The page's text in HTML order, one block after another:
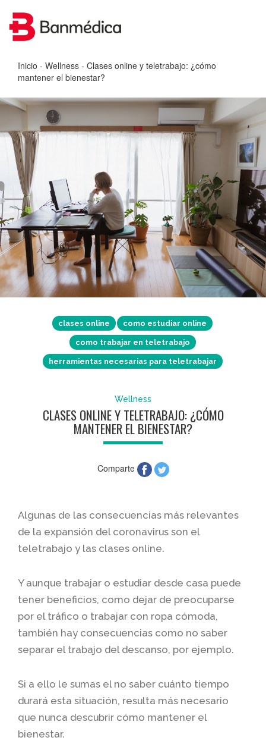
Inicio - Wellness - Clases online y teletrabajo: ¿cómo
mantener el bienestar?
clases online como estudiar online
como trabajar en teletrabajo
herramientas necesarias para teletrabajar
Wellness
CLASES ONLINE Y TELETRABAJO: ¿CÓMO
MANTENER EL BIENESTAR?
Comparte
Algunas de las consecuencias más relevantes
de la expansión del coronavirus son el
teletrabajo y las clases online.
Y aunque trabajar o estudiar desde casa puede
tener beneficios, como dejar de preocuparse
por el tráfico o trabajar con ropa cómoda,
también hay consecuencias como no saber
separar el trabajo del descanso, por ejemplo.
Si a ello le sumas el no saber cuánto tiempo
durará esta situación, resulta más necesario
que nunca descubrir cómo mantener el
bienestar.